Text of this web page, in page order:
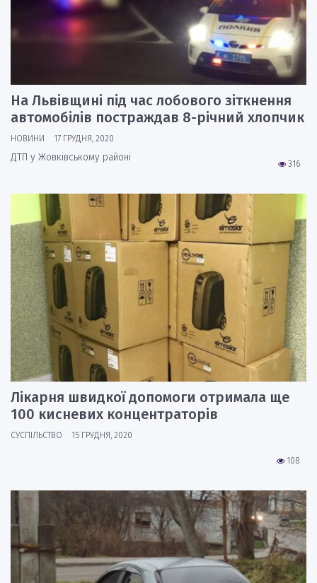
На Львівщині під час лобового зіткнення
автомобілів постраждав 8-річний хлопчик
НОВИНИ 17 ГРУДНЯ, 2020
316
ДТП у Жовківському районі
Лікарня швидкої допомоги отримала ще
100 кисневих концентраторів
СУСПІЛЬСТВО 15 ГРУДНЯ, 2020
108